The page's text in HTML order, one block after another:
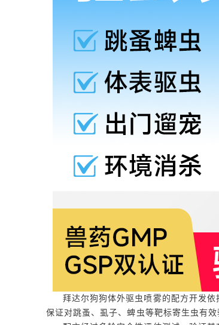
拜达尔狗狗体外驱虫喷雾的配方开发
保证对跳蚤、虱子、蜱虫等靶标寄生虫有